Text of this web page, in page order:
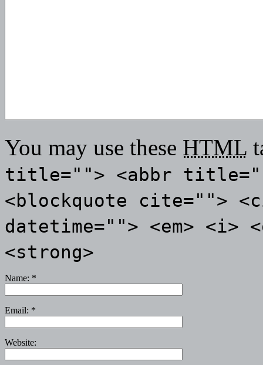
You may use these HTML
title=""> <abbr
<blockquote cite="">
datetime=""> <em> <i>
<strong>
Name: *
Email: *
Website: